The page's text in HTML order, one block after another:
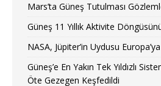
Mars’ta Güneş Tutulması
Güneş 11 Yıllık Aktivite
NASA, Jüpiter’in Uydusu
Güneş’e En Yakın Tek Yıldızlı
Öte Gezegen Keşfedildi